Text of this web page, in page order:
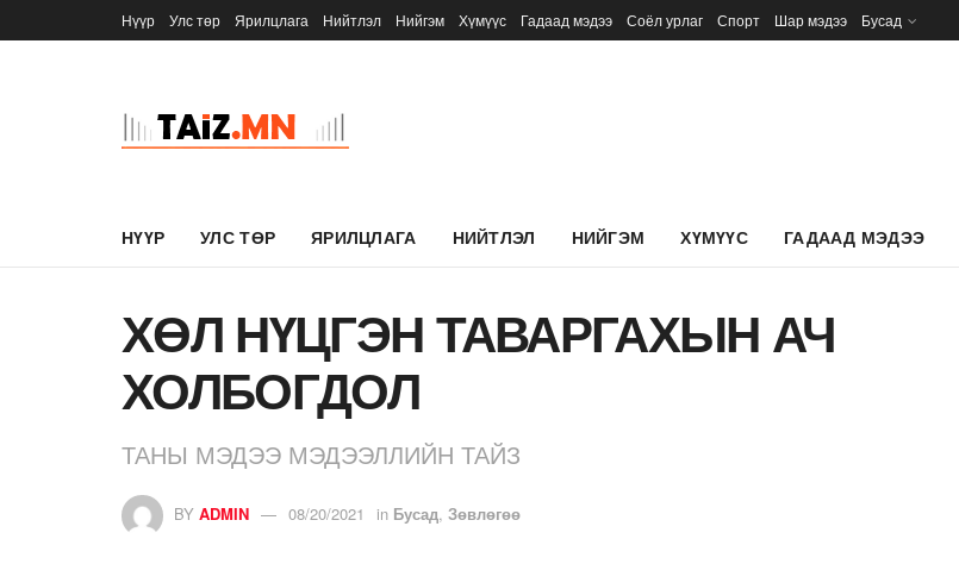
Нүүр Улс төр Ярилцлага Нийтлэл Нийгэм Хүмүүс Гадаад мэдээ Соёл урлаг Спорт Шар мэдээ Бусад
НҮҮР УЛС ТӨР ЯРИЛЦЛАГА НИЙТЛЭЛ НИЙГЭМ ХҮМҮҮС ГАДААД МЭДЭЭ
ХӨЛ НҮЦГЭН ТАВАРГАХЫН АЧ
ХОЛБОГДОЛ
ТАНЫ МЭДЭЭ МЭДЭЭЛЛИЙН ТАЙЗ
BY ADMIN 08/20/2021 in Бусад, Зөвлөгөө